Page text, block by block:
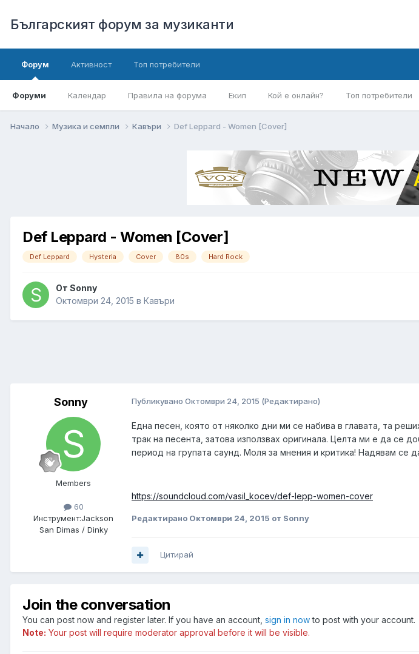
Българският форум за музиканти
Форум
Форуми Календар Правила на форума Екип Кой е онлайн? Топ потребители
Активност Топ потребители
Начало Музика и семпли Кавъри Def Leppard - Women [Cover]
Def Leppard - Women [Cover]
Def Leppard Hysteria Cover 80s Hard Rock
От Sonny
Октомври 24, 2015 в Кавъри
Sonny
Members
60
Инструмент:Jackson
San Dimas / Dinky
Публикувано Октомври 24, 2015 (Редактирано)
​Една песен, която от няколко дни ми се набива в главата, та
трак на песента, затова използвах оригинала. Целта ми е да се
период на групата саунд. Моля за мнения и критика! Надявам се
https://soundcloud.com/vasil_kocev/def-lepp-women-cover
Редактирано Октомври 24, 2015 от Sonny
Цитирай
Join the conversation
You can post now and register later. If you have an account, sign in nowto post with your account.
Note: Your post will require moderator approval before it will be visible.